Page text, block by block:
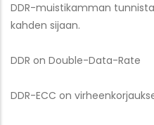
DDR-muistikamman
kahden sijaan.
DDR on Double-Data-Rate
DDR-ECC on